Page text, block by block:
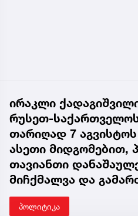
ირაკლი
რუსეთ-
თარიღად 7
ასეთი მიდგომებით,
თავიანთი
მიჩქმალვა და
პოლიტიკა